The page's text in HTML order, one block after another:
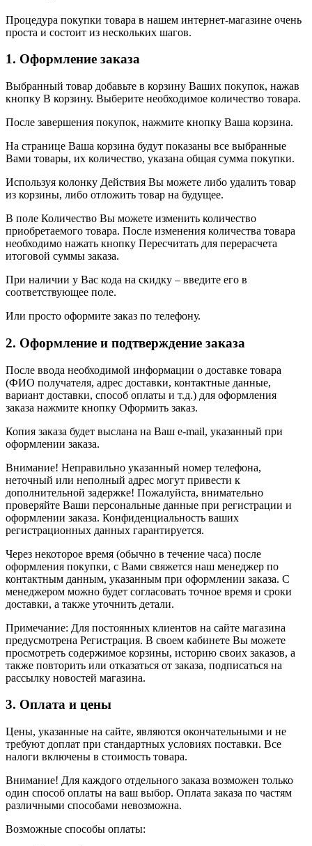
Процедура покупки товара в нашем интернет-магазине очень
проста и состоит из нескольких шагов.
1. Оформление заказа
Выбранный товар добавьте в корзину Ваших покупок, нажав
кнопку В корзину. Выберите необходимое количество товара.
После завершения покупок, нажмите кнопку Ваша корзина.
На странице Ваша корзина будут показаны все выбранные
Вами товары, их количество, указана общая сумма покупки.
Используя колонку Действия Вы можете либо удалить товар
из корзины, либо отложить товар на будущее.
В поле Количество Вы можете изменить количество
приобретаемого товара. После изменения количества товара
необходимо нажать кнопку Пересчитать для перерасчета
итоговой суммы заказа.
При наличии у Вас кода на скидку – введите его в
соответствующее поле.
Или просто оформите заказ по телефону.
2. Оформление и подтверждение заказа
После ввода необходимой информации о доставке товара
(ФИО получателя, адрес доставки, контактные данные,
вариант доставки, способ оплаты и т.д.) для оформления
заказа нажмите кнопку Оформить заказ.
Копия заказа будет выслана на Ваш e-mail, указанный при
оформлении заказа.
Внимание! Неправильно указанный номер телефона,
неточный или неполный адрес могут привести к
дополнительной задержке! Пожалуйста, внимательно
проверяйте Ваши персональные данные при регистрации и
оформлении заказа. Конфиденциальность ваших
регистрационных данных гарантируется.
Через некоторое время (обычно в течение часа) после
оформления покупки, с Вами свяжется наш менеджер по
контактным данным, указанным при оформлении заказа. С
менеджером можно будет согласовать точное время и сроки
доставки, а также уточнить детали.
Примечание: Для постоянных клиентов на сайте магазина
предусмотрена Регистрация. В своем кабинете Вы можете
просмотреть содержимое корзины, историю своих заказов, а
также повторить или отказаться от заказа, подписаться на
рассылку новостей магазина.
3. Оплата и цены
Цены, указанные на сайте, являются окончательными и не
требуют доплат при стандартных условиях поставки. Все
налоги включены в стоимость товара.
Внимание! Для каждого отдельного заказа возможен только
один способ оплаты на ваш выбор. Оплата заказа по частям
различными способами невозможна.
Возможные способы оплаты: